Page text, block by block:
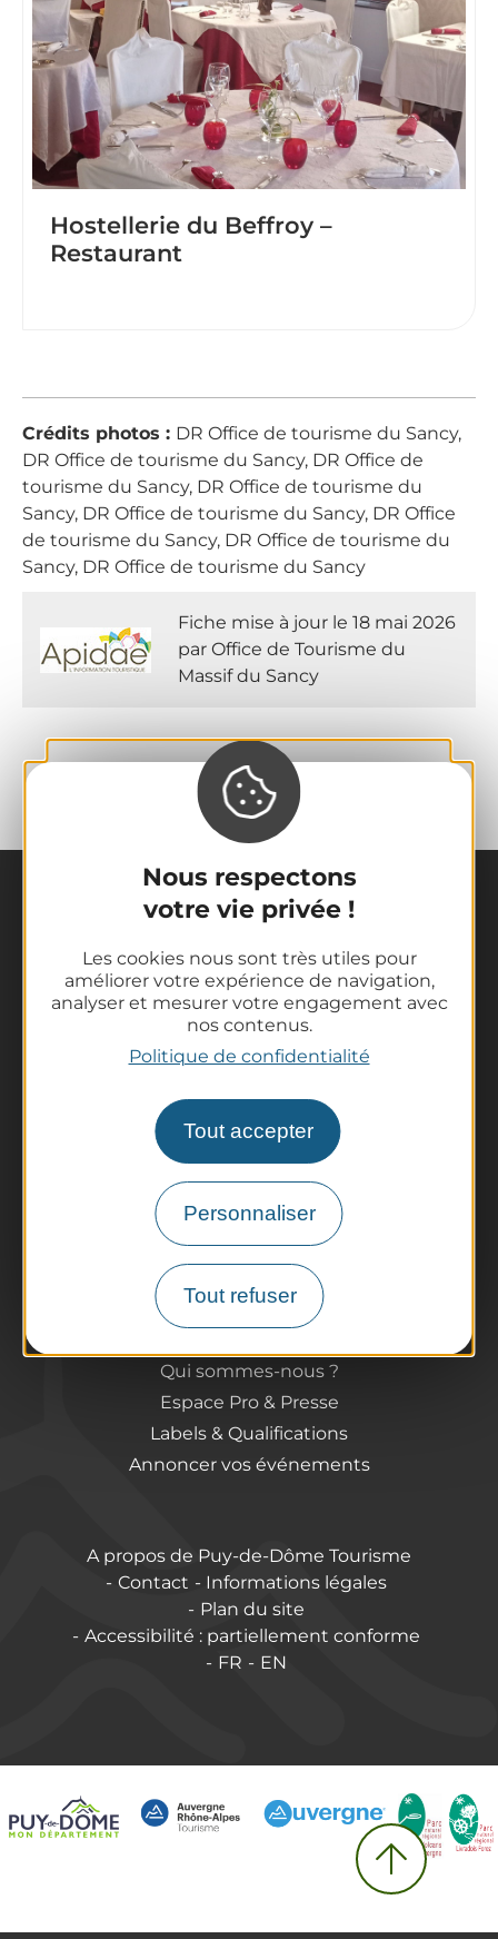
Nous respectons
votre vie privée !
Les cookies nous sont très utiles pour
améliorer votre expérience de navigation,
analyser et mesurer votre engagement avec
nos contenus.
Politique de confidentialité
Tout accepter
Personnaliser
Tout refuser
Hostellerie du Beffroy –
Restaurant
Crédits photos : DR Office de tourisme du Sancy,
DR Office de tourisme du Sancy, DR Office de
tourisme du Sancy, DR Office de tourisme du
Sancy, DR Office de tourisme du Sancy, DR Office
de tourisme du Sancy, DR Office de tourisme du
Sancy, DR Office de tourisme du Sancy
Fiche mise à jour le 18 mai 2026
par Office de Tourisme du
Massif du Sancy
Nos incontournables
Randonnées
Préparer son voyage
Informations pratiques
Offices de Tourisme
Comment venir ?
Destination accessible
Qui sommes-nous ?
Espace Pro & Presse
Labels & Qualifications
Annoncer vos événements
A propos de Puy-de-Dôme Tourisme
Contact
Informations légales
Plan du site
Accessibilité : partiellement conforme
FR
EN